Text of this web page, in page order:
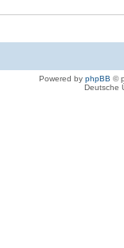
Powered by phpBB ©
Deutsche